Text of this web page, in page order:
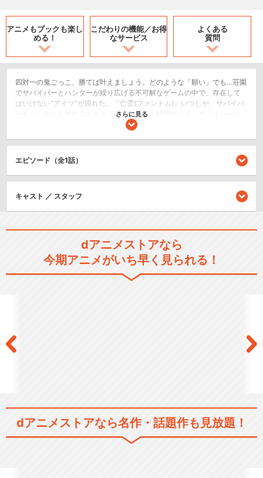
アニメもブックも楽し
める！
こだわりの機能／お得
なサービス
よくある
質問
四対一の鬼ごっこ、勝てば叶えましょう。どのような「願い」でも…荘園
でサバイバーとハンターが繰り広げる不可解なゲームの中で、存在して
はいけない“アイツ”が現れた。「亡霊(ファントム)」いつしか、サバイバ
ーもハンターも彼のことをそう呼んだ。謎を解明すべく、サバイバーか
らは「囚人」が、ハンターからは白黒無常がそれぞれ動き出す。その中
ントム)とは何なのか？※Side:Sはサバイバーメインのストーリーになり
ます。
シリーズ／関連のアニメ作品
Identity V STAGE Episod…
さらに見る
エピソード（全1話）
キャスト ／ スタッフ
dアニメストアなら
今期アニメがいち早く見られる！
dアニメストアなら名作・話題作も見放題！